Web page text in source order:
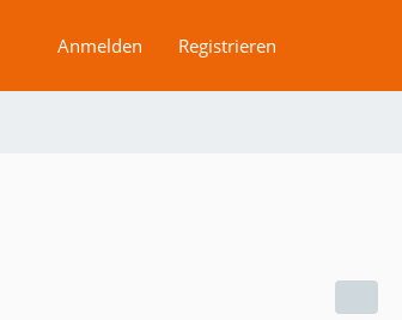
Anmelden Registrieren